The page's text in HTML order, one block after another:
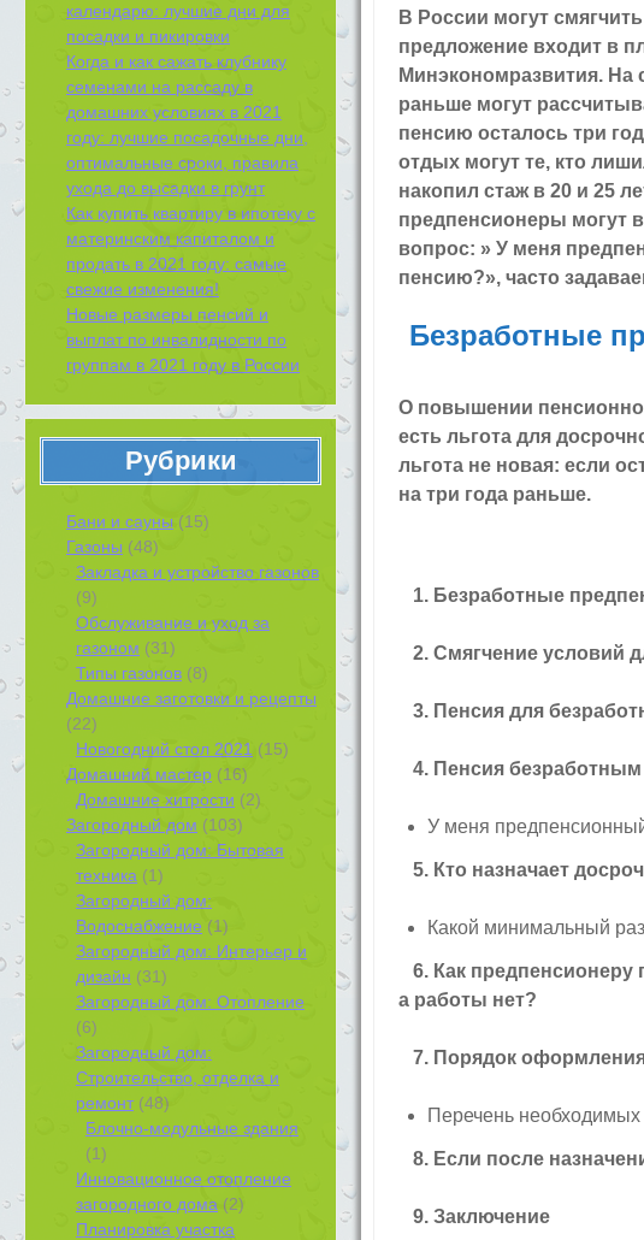
календарю: лучшие дни для
посадки и пикировки
Когда и как сажать клубнику
семенами на рассаду в
домашних условиях в 2021
году: лучшие посадочные дни,
оптимальные сроки, правила
ухода до высадки в грунт
Как купить квартиру в ипотеку с
материнским капиталом и
продать в 2021 году: самые
свежие изменения!
Новые размеры пенсий и
выплат по инвалидности по
группам в 2021 году в России
Рубрики
Бани и сауны (15)
Газоны (48)
Закладка и устройство газонов
(9)
Обслуживание и уход за
газоном (31)
Типы газонов (8)
Домашние заготовки и рецепты
(22)
Новогодний стол 2021 (15)
Домашний мастер (16)
Домашние хитрости (2)
Загородный дом (103)
Загородный дом: Бытовая
техника (1)
Загородный дом:
Водоснабжение (1)
Загородный дом: Интерьер и
дизайн (31)
Загородный дом: Отопление
(6)
Загородный дом:
Строительство, отделка и
ремонт(48)
Блочно-модульные здания
(1)
Инновационное отопление
загородного дома (2)
Планировка участка
В России могут
предложение входит в
Минэкономразвития. На
раньше могут
пенсию осталось три
отдых могут те, кто
накопил стаж в 20 и 25
предпенсионеры могут
вопрос: » У меня
пенсию?», часто
Безработные
О повышении
есть льгота для
льгота не новая: если
на три года раньше.
1. Безработные
2. Смягчение условий
3. Пенсия для
4. Пенсия
У меня
5. Кто назначает
Какой минимальный
6. Как предпенсионеру
а работы нет?
7. Порядок
Перечень необходимых
8. Если после
9. Заключение